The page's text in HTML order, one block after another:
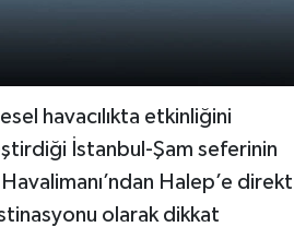
havacılıkta etkinliğini
İstanbul-Şam seferinin
Halep’e direkt
olarak dikkat